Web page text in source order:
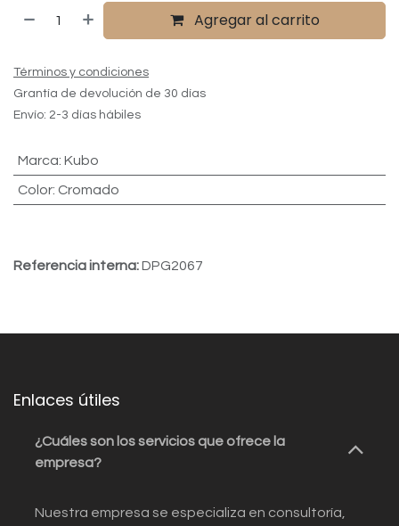
Agregar al carrito
Términos y condiciones
Grantía de devolución de 30 días
Envío: 2-3 días hábiles
Marca: Kubo
Color: Cromado
Referencia interna:DPG2067
Enlaces útiles
¿Cuáles son los servicios que ofrece la
empresa?
Nuestra empresa se especializa en consultoría,